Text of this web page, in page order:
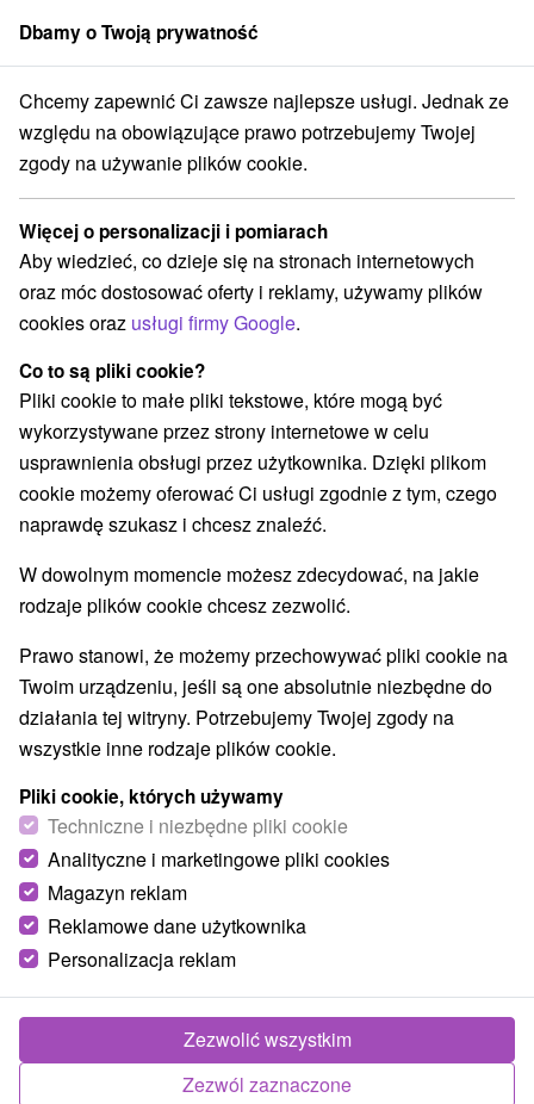
członek grupySorger
Atrakcje na Słowacji Atrakcje dla dzieci Dolné Považie
Atrakcje dla dzieci Dolné Považie
Kategorie
Wszystkie kategorie
Planetarium i obserwatorium(1)
Túry a turistické chodníky (1) Pola golfowe
Parki miejskie i zamkowe
Zamki(2) Teatry(1) Sporty(1)
Zamki, pałace, ruiny(3)
Wieże obserwacyjne i chodniki (3)
Jeziora, jeziora, zbiorniki wodne(3)
Aquaparki, baseny (6) Zabytki techniki
Atrakcje dla dzieci
Atrakcje turystyczne(2) Atrakcje z adrenaliną (1)
Kolejki linowe(1) Jaskinie(2)
Wsie i miasta
Trnava(3) Vlčkovce(1)
Trnavský lanáč
Dbamy o Twoją prywatność
Chcemy zapewnić Ci zawsze najlepsze usługi. Jednak ze
względu na obowiązujące prawo potrzebujemy Twojej
zgody na używanie plików cookie.
Więcej o personalizacji i pomiarach
Aby wiedzieć, co dzieje się na stronach internetowych
oraz móc dostosować oferty i reklamy, używamy plików
cookies oraz usługi firmy Google.
Co to są pliki cookie?
Pliki cookie to małe pliki tekstowe, które mogą być
wykorzystywane przez strony internetowe w celu
usprawnienia obsługi przez użytkownika. Dzięki plikom
cookie możemy oferować Ci usługi zgodnie z tym, czego
naprawdę szukasz i chcesz znaleźć.
W dowolnym momencie możesz zdecydować, na jakie
rodzaje plików cookie chcesz zezwolić.
Prawo stanowi, że możemy przechowywać pliki cookie na
Twoim urządzeniu, jeśli są one absolutnie niezbędne do
działania tej witryny. Potrzebujemy Twojej zgody na
wszystkie inne rodzaje plików cookie.
Pliki cookie, których używamy
Techniczne i niezbędne pliki cookie
Analityczne i marketingowe pliki cookies
Magazyn reklam
Reklamowe dane użytkownika
Personalizacja reklam
Zezwól zaznaczone
Zezwolić wszystkim